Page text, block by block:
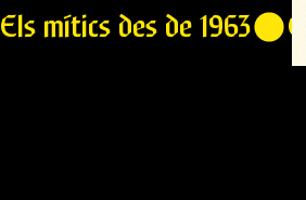
Els mítics des de 1963